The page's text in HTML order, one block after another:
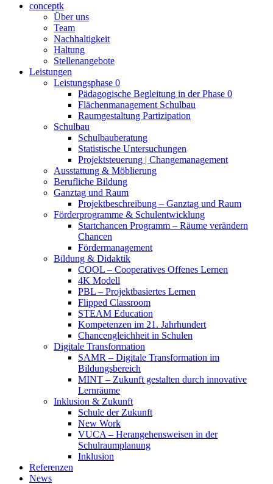
conceptk
Über uns
Team
Nachhaltigkeit
Haltung
Stellenangebote
Leistungen
Leistungsphase 0
Pädagogische Begleitung in der Phase 0
Flächenmanagement Schulbau
Raumgestaltung Partizipation
Schulbau
Schulbauberatung
Statistische Untersuchungen
Projektsteuerung | Changemanagement
Ausstattung & Möblierung
Berufliche Bildung
Ganztag und Raum
Projektbeschreibung – Ganztag und Raum
Förderprogramme & Schulentwicklung
Startchancen Programm – Räume verändern
Chancen
Fördermanagement
Bildung & Didaktik
COOL – Cooperatives Offenes Lernen
4K Modell
PBL – Projektbasiertes Lernen
Flipped Classroom
STEAM Education
Kompetenzen im 21. Jahrhundert
Chancengleichheit in Schulen
Digitale Transformation
SAMR – Digitale Transformation im
Bildungsbereich
MINT – Zukunft gestalten durch innovative
Lernräume
Inklusion & Zukunft
Schule der Zukunft
New Work
VUCA – Herangehensweisen in der
Schulraumplanung
Inklusion
Referenzen
News